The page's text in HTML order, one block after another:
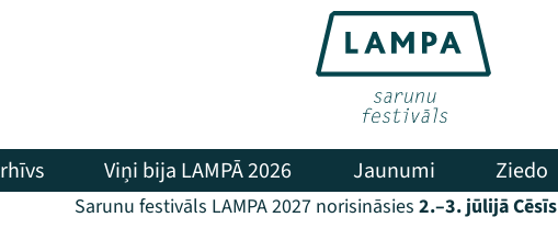
Viņi bija LAMPĀ 2026 Jaunumi Ziedo
Sarunu festivāls LAMPA 2027 norisināsies 2.–3. jūlijā Cēsīs